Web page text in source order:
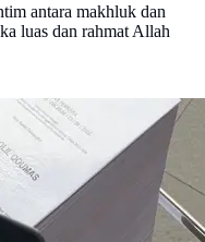
antara makhluk dan
luas dan rahmat Allah